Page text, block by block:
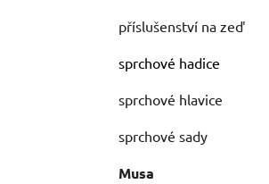
příslušenství na zeď
sprchové hadice
sprchové hlavice
sprchové sady
Musa